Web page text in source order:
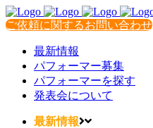
ご依頼に関するお問い合わせ
最新情報
パフォーマー募集
パフォーマーを探す
発表会について
最新情報